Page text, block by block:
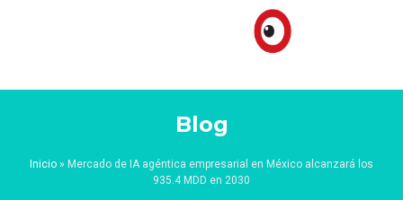
Blog
Inicio » Mercado de IA agéntica empresarial en México alcanzará los
935.4 MDD en 2030